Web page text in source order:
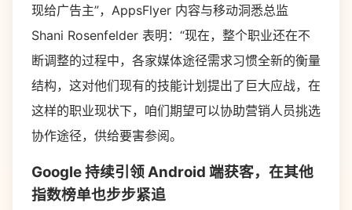
现给广告主”，AppsFlyer 内容与移动洞悉总监
Shani Rosenfelder 表明：“现在，整个职业还在不
断调整的过程中，各家媒体途径需求习惯全新的衡量
结构，这对他们现有的技能计划提出了巨大应战，在
这样的职业现状下，咱们期望可以协助营销人员挑选
协作途径，供给要害参阅。
Google 持续引领 Android 端获客，在其他
指数榜单也步步紧追